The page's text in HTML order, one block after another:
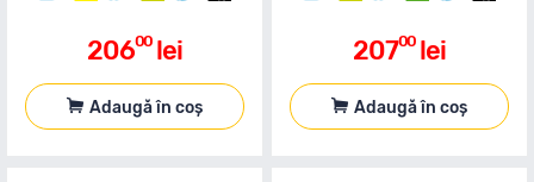
20600 lei
Adaugă în coș
20700 lei
Adaugă în coș